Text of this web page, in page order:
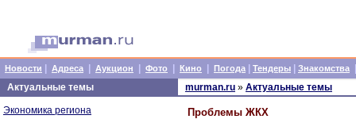
Новости Адреса Аукцион Фото Кино Погода Тендеры Знакомства
Актуальные темы
Экономика региона
murman.ru » Актуальные темы
Проблемы ЖКХ